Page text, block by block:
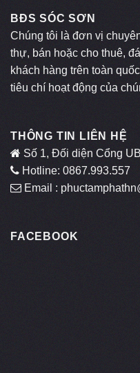
BĐS SÓC SƠN
Chúng tôi là đơn vị
thự, bán hoặc cho thuê,
khách hàng trên toàn
tiêu chí hoạt động của
THÔNG TIN LIÊN HỆ
Số 1, Đối diện Cổng
Hotline: 0867.993.557
Email :
FACEBOOK